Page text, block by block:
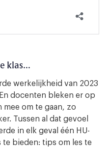
klas…
werkelijkheid van 2023
docenten bleken er op
mee om te gaan, zo
Tussen al dat gevoel
in elk geval één HU-
bieden: tips om les te